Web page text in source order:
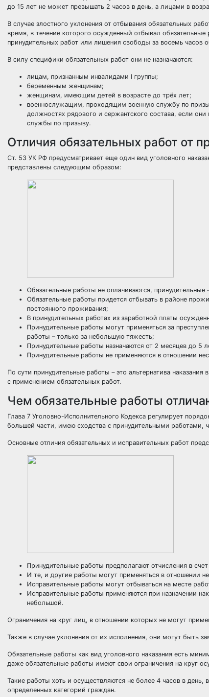
до 15 лет не может превышать 2 часов в день, а лицами в
В случае злостного уклонения от отбывания обязательных
время, в течение которого осужденный отбывал
принудительных работ или лишения свободы за восемь часов
В силу специфики обязательных работ они не назначаются:
лицам, признанным инвалидами I группы;
беременным женщинам;
женщинам, имеющим детей в возрасте до трёх лет;
военнослужащим, проходящим военную службу по
должностях рядового и сержантского состава, если
службы по призыву.
Отличия обязательных работ от
Ст. 53 УК РФ предусматривает еще один вид уголовного
представлены следующим образом:
Обязательные работы не оплачиваются, принудительные
Обязательные работы придется отбывать в районе
постоянного проживания;
В принудительных работах из заработной платы
Принудительные работы могут применяться за
работы – только за небольшую тяжесть;
Принудительные работы назначаются от 2 месяцев до 5
Принудительные работы не применяются в отношении
По сути принудительные работы – это альтернатива
с применением обязательных работ.
Чем обязательные работы
Глава 7 Уголовно-Исполнительного Кодекса регулирует
большей части, имею сходства с принудительными работами,
Основные отличия обязательных и исправительных работ
Принудительные работы предполагают отчисления в
И те, и другие работы могут применяться в отношении
Исправительные работы могут отбываться на месте
Исправительные работы применяются при назначении
небольшой.
Ограничения на круг лиц, в отношении которых не могут
Также в случае уклонения от их исполнения, они могут быть
Обязательные работы как вид уголовного наказания есть
даже обязательные работы имеют свои ограничения на круг
Такие работы хоть и осуществляются не более 4 часов в
определенных категорий граждан.